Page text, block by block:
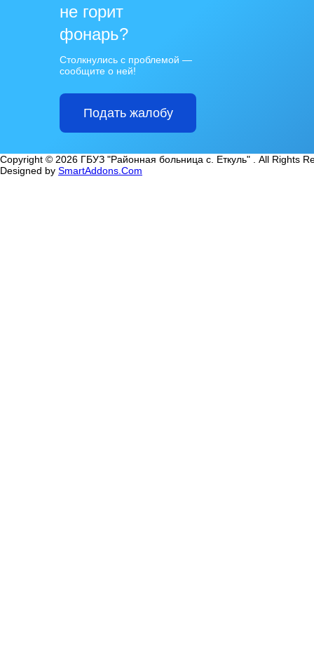
не горит
фонарь?
Столкнулись с проблемой —
сообщите о ней!
Подать жалобу
Copyright © 2026 ГБУЗ "Районная больница с. Еткуль" . All Rights
Designed by SmartAddons.Com